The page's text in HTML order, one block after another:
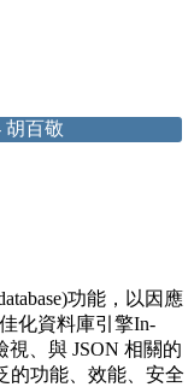
胡百敬
功能，以因應
化資料庫引擎In-
視、與 JSON 相關的
的功能、效能、安全